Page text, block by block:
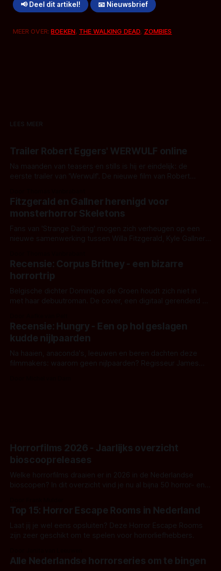
📢 Deel dit artikel! 📧 Nieuwsbrief
MEER OVER:BOEKEN, THE WALKING DEAD, ZOMBIES
LEES MEER
Trailer Robert Eggers' WERWULF online
Na maanden van teasers en stills is hij er eindelijk: de
eerste trailer van 'Werwulf'. De nieuwe film van Robert
kille stijl vol folklore en mythe. Het topic deze keer is (kon
het het al raden?)... de weerwolf. Kijk je mee?
Fitzgerald en Gallner herenigd voor
monsterhorror Skeletons
Fans van 'Strange Darling' mogen zich verheugen op een
nieuwe samenwerking tussen Willa Fitzgerald, Kyle Gallner
'Skeletons', een nieuwe creature feature waarvoor de
opnames zijn gestart in Australië.
Recensie: Corpus Britney - een bizarre
horrortrip
Belgische dichter Dominique de Groen houdt zich niet in
met haar debuutroman. De cover, een digitaal gerenderd en
achtergrond, belooft iets kleurrijks maar onheilspellends,
iets ongrijpbaars. En dat maakt De Groen met ieder woord
waar.
Recensie: Hungry - Een op hol geslagen
kudde nijlpaarden
Na haaien, anaconda's, leeuwen en beren dachten deze
filmmakers: waarom geen nijlpaarden? Regisseur James
Horrorfilms 2026 - Jaarlijks overzicht
bioscoopreleases
Welke horrorfilms draaien er in 2026 in de Nederlandse
bioscopen? In dit overzicht vind je nu al bijna 50 horror- en
Top 15: Horror Escape Rooms in Nederland
Laat jij je wel eens opsluiten? Deze Horror Escape Rooms
zijn zeer geschikt om te spelen voor horrorliefhebbers.
Alle Nederlandse horrorseries om te bingen